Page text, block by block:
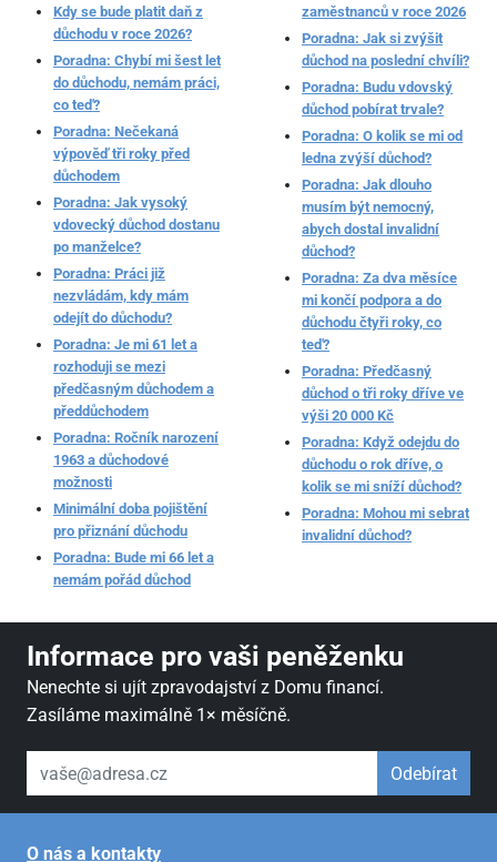
Kdy se bude platit daň z
důchodu v roce 2026?
Poradna: Chybí mi šest let
do důchodu, nemám práci,
co teď?
Poradna: Nečekaná
výpověď tři roky před
důchodem
Poradna: Jak vysoký
vdovecký důchod dostanu
po manželce?
Poradna: Práci již
nezvládám, kdy mám
odejít do důchodu?
Poradna: Je mi 61 let a
rozhoduji se mezi
předčasným důchodem a
předdůchodem
Poradna: Ročník narození
1963 a důchodové
možnosti
Minimální doba pojištění
pro přiznání důchodu
Poradna: Bude mi 66 let a
nemám pořád důchod
zaměstnanců v roce 2026
Poradna: Jak si zvýšit
důchod na poslední chvíli?
Poradna: Budu vdovský
důchod pobírat trvale?
Poradna: O kolik se mi od
ledna zvýší důchod?
Poradna: Jak dlouho
musím být nemocný,
abych dostal invalidní
důchod?
Poradna: Za dva měsíce
mi končí podpora a do
důchodu čtyři roky, co
teď?
Poradna: Předčasný
důchod o tři roky dříve ve
výši 20 000 Kč
Poradna: Když odejdu do
důchodu o rok dříve, o
kolik se mi sníží důchod?
Poradna: Mohou mi sebrat
invalidní důchod?
Informace pro vaši peněženku
Nenechte si ujít zpravodajství z Domu financí.
Zasíláme maximálně 1× měsíčně.
váš email Odebírat
O nás a kontakty